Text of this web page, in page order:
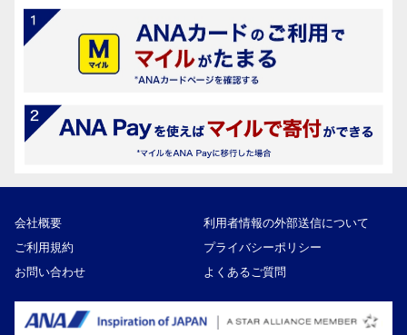
会社概要
利用者情報の外部送信について
ご利用規約
プライバシーポリシー
お問い合わせ
よくあるご質問